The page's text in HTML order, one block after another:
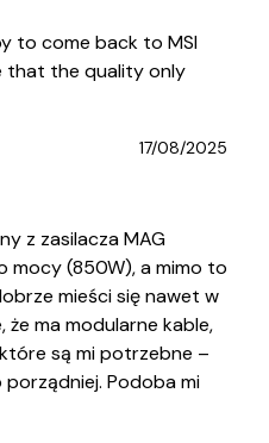
to come back to MSI
that the quality only
17/08/2025
z zasilacza MAG
mocy (850W), a mimo to
mieści się nawet w
że ma modularne kable,
są mi potrzebne –
Podoba mi